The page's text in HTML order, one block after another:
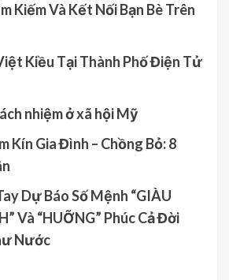
Kiếm Và Kết Nối Bạn Bè Trên
Kiều Tại Thành Phố Điện Tử
nhiệm ở xã hội Mỹ
Kín Gia Đình – Chồng Bỏ: 8
Dự Báo Số Mệnh “GIÀU
Và “HUỠNG” Phúc Cả Đời
Nước